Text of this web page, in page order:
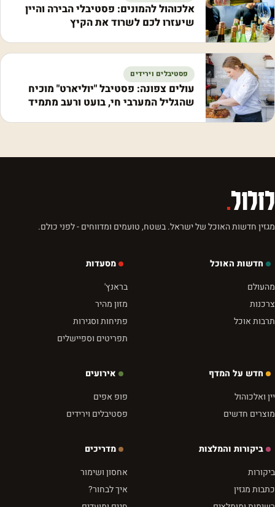
אלכוהול להמונים: פסטיבלי הבירה והיין
שיעזרו לכם לשרוד את הקיץ
פסטיבלים וירידים
עולים צפונה: פסטיבל "יוליארט" מוכיח
שהגליל המערבי חי, בועט ורעב מתמיד
לזלול.
מגזין חדשות האוכל של ישראל. בשטח, טועמים ומדווחים - לפני כולם.
חדשות האוכל
מהעולם
צרכנות
תרבות אוכל
מסעדות
בראנץ'
מזון מהיר
פתיחות וסגירות
תפריטים וספיישלים
חדש על המדף
יין ואלכוהול
מוצרים חדשים
אירועים
פופ אפים
פסטיבלים וירידים
ביקורות והמלצות
ביקורות
כתבות מגזין
מדריכים
אחסון ושימור
איך לבחור?